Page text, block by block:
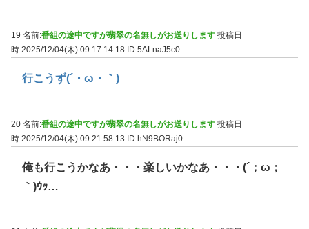
19 名前:番組の途中ですが翡翠の名無しがお送りします 投稿日
時:2025/12/04(木) 09:17:14.18 ID:5ALnaJ5c0
行こうず(´・ω・｀)
20 名前:番組の途中ですが翡翠の名無しがお送りします 投稿日
時:2025/12/04(木) 09:21:58.13 ID:hN9BORaj0
俺も行こうかなあ・・・楽しいかなあ・・・(´；ω；
｀)ｳｯ…